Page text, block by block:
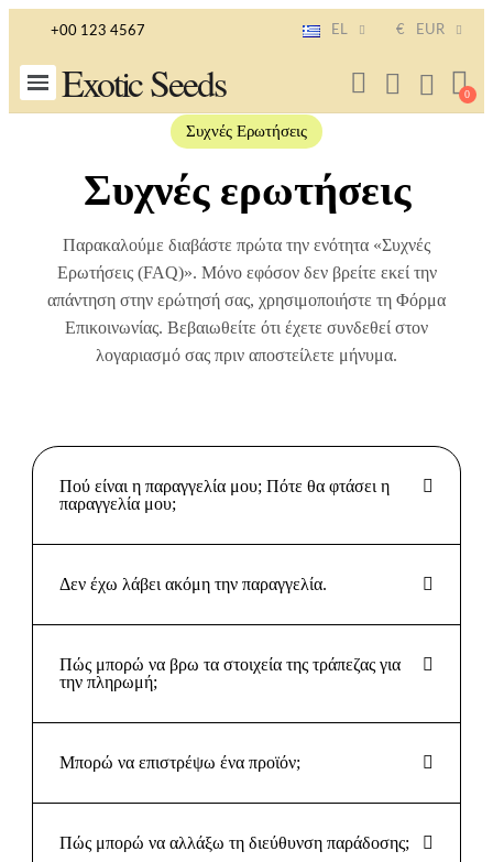
+00 123 4567 EL € EUR
Exotic Seeds
Συχνές Ερωτήσεις
Συχνές ερωτήσεις
Παρακαλούμε διαβάστε πρώτα την ενότητα «Συχνές
Ερωτήσεις (FAQ)». Μόνο εφόσον δεν βρείτε εκεί την
απάντηση στην ερώτησή σας, χρησιμοποιήστε τη Φόρμα
Επικοινωνίας. Βεβαιωθείτε ότι έχετε συνδεθεί στον
λογαριασμό σας πριν αποστείλετε μήνυμα.
Πού είναι η παραγγελία μου; Πότε θα φτάσει η
παραγγελία μου;
Δεν έχω λάβει ακόμη την παραγγελία.
Πώς μπορώ να βρω τα στοιχεία της τράπεζας για
την πληρωμή;
Μπορώ να επιστρέψω ένα προϊόν;
Πώς μπορώ να αλλάξω τη διεύθυνση παράδοσης;